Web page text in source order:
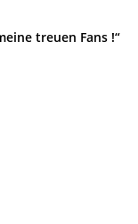
treuen Fans !“